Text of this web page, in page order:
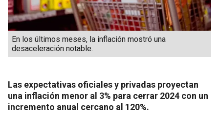
En los últimos meses, la inflación mostró una
desaceleración notable.
Las expectativas oficiales y privadas proyectan
una inflación menor al 3% para cerrar 2024 con un
incremento anual cercano al 120%.